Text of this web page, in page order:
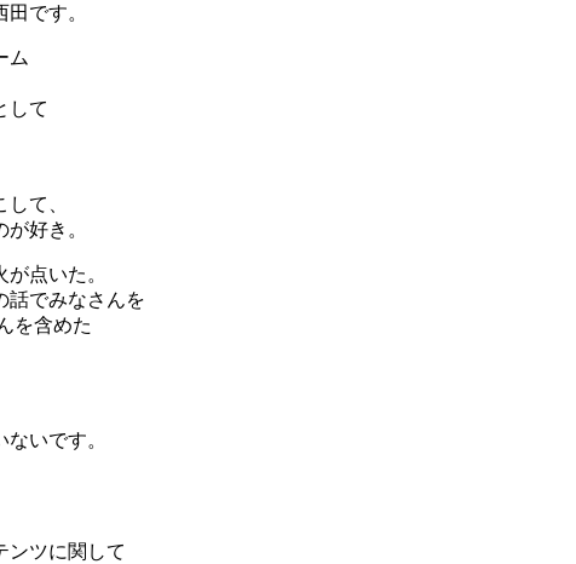
です。
ム
して
て、
好き。
点いた。
話でみなさんを
を含めた
いです。
ンツに関して